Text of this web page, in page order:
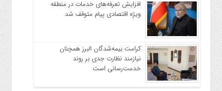
افزایش تعرفه‌های خدمات در منطقه
ویژه اقتصادی پیام متوقف شد
کرامت بیمه‌شدگان البرز همچنان
نیازمند نظارت جدی بر روند
خدمت‌رسانی است